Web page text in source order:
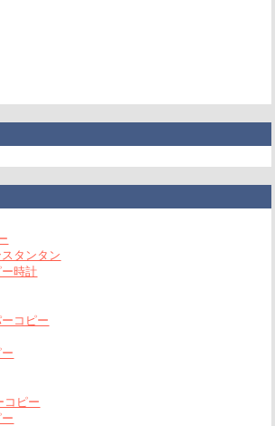
タンタン
時計
コピー
コピー